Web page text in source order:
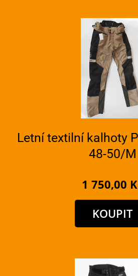
Letní textilní kalhoty
48-50/M
1 750,00